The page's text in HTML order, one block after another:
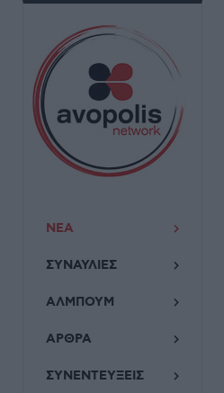
ΝΕΑ
ΣΥΝΑΥΛΙΕΣ
ΑΛΜΠΟΥΜ
ΑΡΘΡΑ
ΣΥΝΕΝΤΕΥΞΕΙΣ